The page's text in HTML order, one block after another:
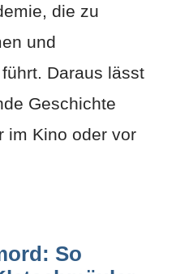
die zu
und
Daraus lässt
Geschichte
im Kino oder vor
So